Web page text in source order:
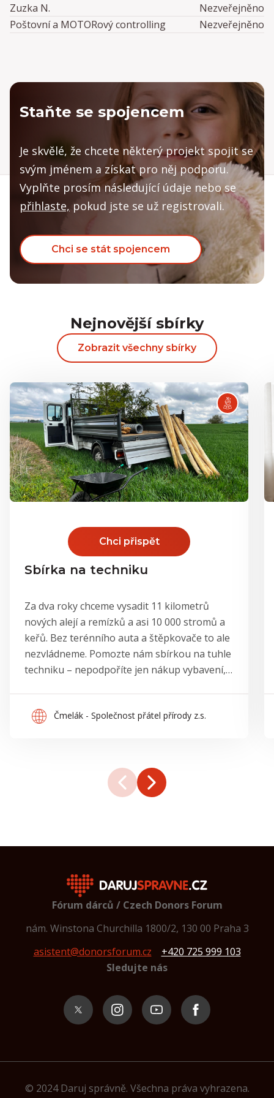
Zuzka N.
Nezveřejněno
Poštovní a MOTORový controlling
Nezveřejněno
Staňte se spojencem
Je skvělé, že chcete některý projekt spojit se
svým jménem a získat pro něj podporu.
Vyplňte prosím následující údaje nebo se
přihlaste, pokud jste se už registrovali.
Chci se stát spojencem
Nejnovější sbírky
Zobrazit všechny sbírky
Chci přispět
Sbírka na techniku
Za dva roky chceme vysadit 11 kilometrů
nových alejí a remízků a asi 10 000 stromů a
keřů. Bez terénního auta a štěpkovače to ale
nezvládneme. Pomozte nám sbírkou na tuhle
techniku – nepodpoříte jen nákup vybavení,
Čmelák - Společnost přátel přírody z.s.
Fórum dárců / Czech Donors Forum
nám. Winstona Churchilla 1800/2, 130 00 Praha 3
asistent@donorsforum.cz
+420 725 999 103
Sledujte nás
© 2024 Daruj správně. Všechna práva vyhrazena.